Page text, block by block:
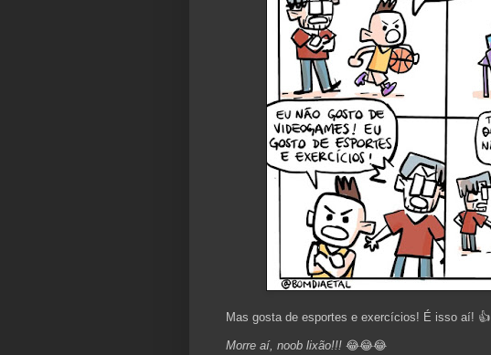
Mas gosta de esportes e exercícios! É isso aí! 👍
Morre aí, noob lixão!!! 😂😂😂